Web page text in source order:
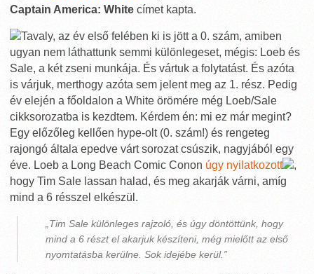
Captain America: White címet kapta.
Tavaly, az év első felében ki is jött a 0. szám, amiben
ugyan nem láthattunk semmi különlegeset, mégis: Loeb és
Sale, a két zseni munkája. És vártuk a folytatást. És azóta
is várjuk, merthogy azóta sem jelent meg az 1. rész. Pedig
év elején a főoldalon a White örömére még Loeb/Sale
cikksorozatba is kezdtem. Kérdem én: mi ez már megint?
Egy előzőleg kellően hype-olt (0. szám!) és rengeteg
rajongó általa epedve várt sorozat csúszik, nagyjából egy
éve. Loeb a Long Beach Comic Conon úgy nyilatkozott
,
hogy Tim Sale lassan halad, és meg akarják várni, amíg
mind a 6 résszel elkészül.
„Tim Sale különleges rajzoló, és úgy döntöttünk, hogy
mind a 6 részt el akarjuk készíteni, még mielőtt az első
nyomtatásba kerülne. Sok idejébe kerül.”